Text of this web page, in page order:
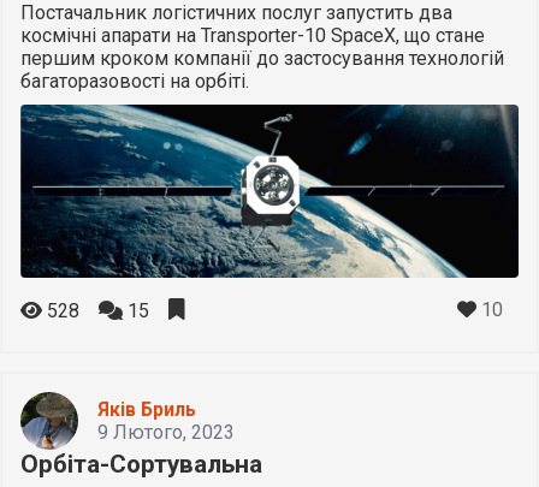
Постачальник логістичних послуг запустить два
космічні апарати на Transporter-10 SpaceX, що стане
першим кроком компанії до застосування технологій
багаторазовості на орбіті.
528 15 10
Яків Бриль
9 Лютого, 2023
Орбіта-Сортувальна